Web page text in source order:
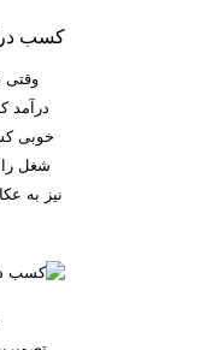
کسب
وقتی
درآمد
خوبی
شغل
نیز به